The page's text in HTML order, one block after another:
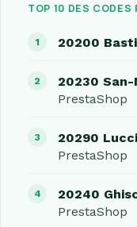
TOP 10 DES CODES
20200
20230
PrestaShop
20290
PrestaShop
20240
PrestaShop